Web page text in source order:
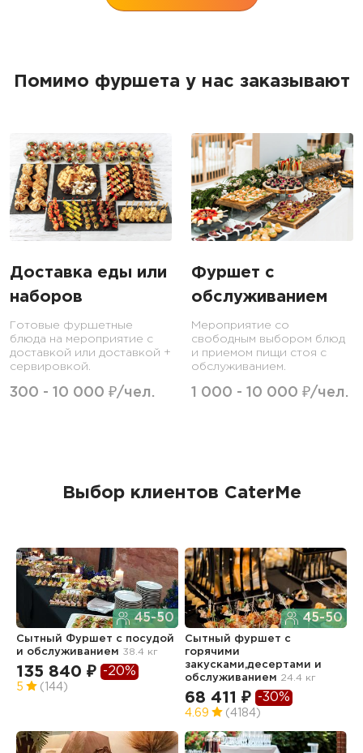
Помимо фуршета у нас заказывают
Доставка еды или
наборов
Готовые фуршетные
блюда на мероприятие с
доставкой или доставкой +
сервировкой.
300 - 10 000 ₽/чел.
Фуршет с
обслуживанием
Мероприятие со
свободным выбором блюд
и приемом пищи стоя с
обслуживанием.
1 000 - 10 000 ₽/чел.
Выбор клиентов CaterMe
45-50
Сытный Фуршет с посудой
и обслуживанием 38.4 кг
135 840 ₽ -20%
5 (144)
45-50
Сытный фуршет с
горячими
закусками,десертами и
обслуживанием 24.4 кг
68 411 ₽ -30%
4.69 (4184)